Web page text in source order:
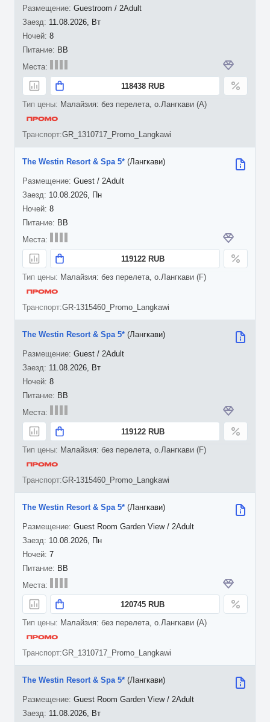
11.08.2026, Вт
8
Guestroom / 2Adult
BB
118438 RUB
Малайзия: без перелета, о.Лангкави (A)
GR_1310717_Promo_Langkawi
10.08.2026, Пн
8
The Westin Resort & Spa 5* (Лангкави)
Guest / 2Adult
BB
119122 RUB
Малайзия: без перелета, о.Лангкави (F)
GR-1315460_Promo_Langkawi
11.08.2026, Вт
8
The Westin Resort & Spa 5* (Лангкави)
Guest / 2Adult
BB
119122 RUB
Малайзия: без перелета, о.Лангкави (F)
GR-1315460_Promo_Langkawi
10.08.2026, Пн
7
The Westin Resort & Spa 5* (Лангкави)
Guest Room Garden View / 2Adult
BB
120745 RUB
Малайзия: без перелета, о.Лангкави (A)
GR_1310717_Promo_Langkawi
11.08.2026, Вт
The Westin Resort & Spa 5* (Лангкави)
Guest Room Garden View / 2Adult